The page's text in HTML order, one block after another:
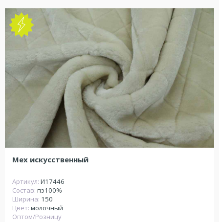
Мех искусственный
Артикул: И17446
Состав: пэ100%
Ширина: 150
Цвет: молочный
Оптом/Розницу